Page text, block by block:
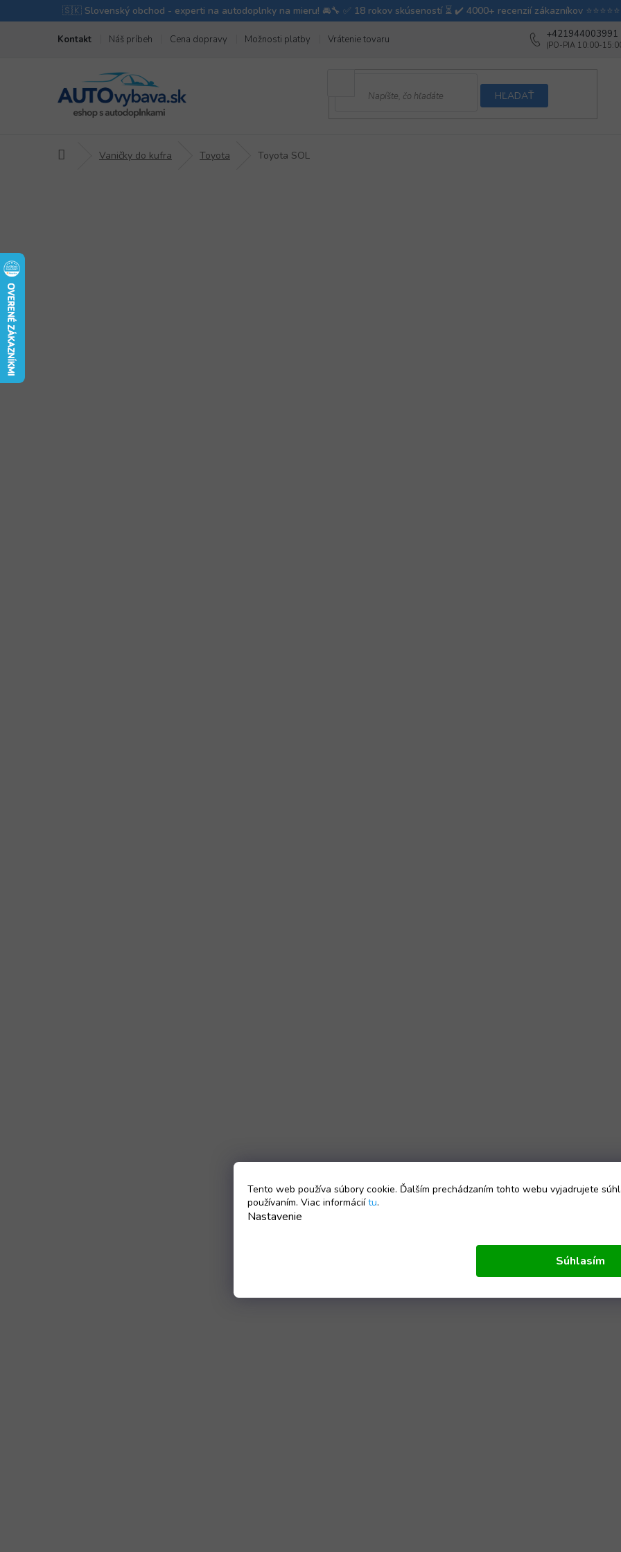
Tento web používa súbory cookie. Ďalším prechádzaním tohto webu vyjadrujete
používaním. Viac informáciítu.
Nastavenie
Súhlasím
Kontakt Náš príbeh Cena dopravy Možnosti platby Vrátenie tovaru Ako balíme v
+421944003991
HĽADAŤ
DomovVaničky do kufra Toyota Toyota SOL